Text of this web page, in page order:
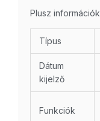
Plusz információk
Típus
Dátum
kijelző
Funkciók